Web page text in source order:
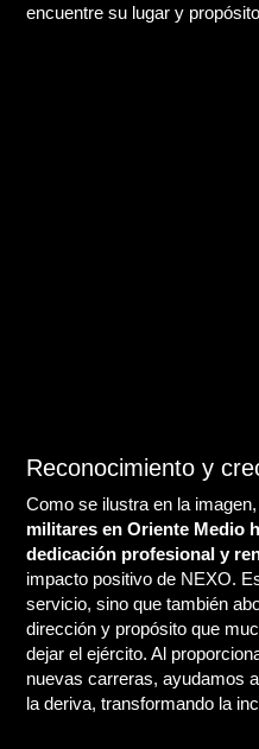
encuentre su lugar y
Reconocimiento y
Como se ilustra en la imagen,
militares en Oriente Medio
dedicación profesional y
impacto positivo de NEXO.
servicio, sino que también
dirección y propósito que
dejar el ejército. Al
nuevas carreras, ayudamos
la deriva, transformando la